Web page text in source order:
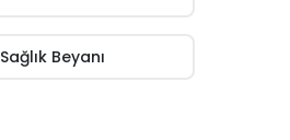
Sağlık Beyanı